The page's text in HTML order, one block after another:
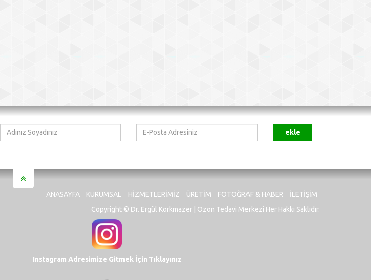
Adınız
Soyadınız
E-
Posta
ekle
ANASAYFA KURUMSAL HIZMETLERIMIZ ÜRETIM FOTOĞRAF & HABER
İLETIŞIM
Copyright © Dr. Ergül Korkmazer | Ozon Tedavi Merkezi Her Hakkı Saklıdır.
Instagram Adresimize Gitmek İçin Tıklayınız